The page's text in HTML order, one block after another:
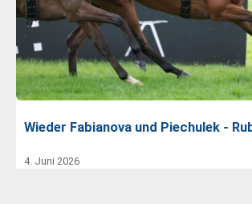
Wieder Fabianova und Piechulek -
4. Juni 2026